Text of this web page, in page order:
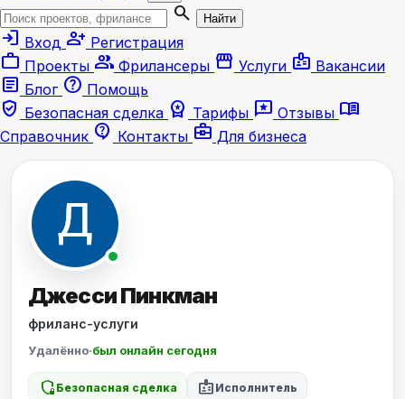
search
Найти
login Вход person_add Регистрация
work Проекты group Фрилансеры storefront Услуги badge Вакансии
article Блог help Помощь
verified_user Безопасная сделка workspace_premium Тарифы reviews Отзывы menu_book
Справочник contact_support Контакты business_center Для бизнеса
Джесси Пинкман
фриланс-услуги
Удалённо·был онлайн сегодня
shield_locked Безопасная сделка badge Исполнитель